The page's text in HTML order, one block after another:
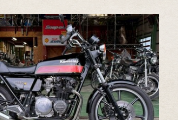
録費用も込みです。別途頂く金額は配送料
での整備やカスタム依頼をご検討の方は遠
下さい！お客様の予算に合わせて幅広く対
グーバイクに始動動画や詳細画像を掲載し
非ご覧ください！
グーバイクはこちらをクリック！